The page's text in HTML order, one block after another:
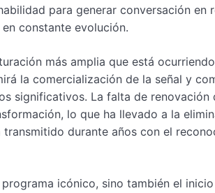
para generar conversación en
constante evolución.
más amplia que está ocurriendo
la comercialización de la señal y
significativos. La falta de
lo que ha llevado a la
durante años con el
icónico, sino también el